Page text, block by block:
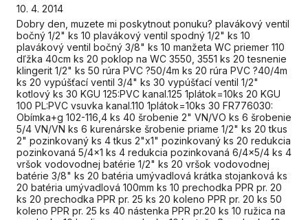
10. 4. 2014
Dobry den, muzete mi poskytnout ponuku? plavákový ventil
bočný 1/2" ks 10 plavákový ventil spodný 1/2" ks 10
plavákový ventil bočný 3/8" ks 10 manžeta WC priemer 110
dľžka 40cm ks 20 poklop na WC 3550, 3551 ks 20 tesnenie
klingerit 1/2" ks 50 rúra PVC ?50/4m ks 20 rúra PVC ?40/4m
ks 20 vypúšťací ventil 3/4" ks 30 vypúšťací ventil 1/2"
kotlový ks 30 KGU 125:PVC kanal.125 1plátok=10ks 20 KGU
100 PL:PVC vsuvka kanal.110 1plátok=10ks 30 FR776030:
Obímka+g 102-116,4 ks 40 šrobenie 2" VN/VO ks 6 šrobenie
5/4 VN/VN ks 6 kurenárske šrobenie priame 1/2" ks 20 tkus
2" pozinkovaný ks 4 tkus 2"x1" pozinkovaný ks 20 redukcia
pozinkovaná 5/4x1 ks 4 redukcia pozinkovaná 6/4x5/4 ks 4
vršok vodovodnej batérie 1/2" ks 20 vršok vodovodnej
batérie 3/8" ks 20 batéria umývadlová krátka stojanková ks
20 batéria umývadlová 100mm ks 10 prechodka PPR pr. 20
ks 20 prechodka PPR pr. 25 ks 20 koleno PPR pr. 20 ks 50
koleno PPR pr. 25 ks 40 nástenka PPR pr.20 ks 10 ružica na